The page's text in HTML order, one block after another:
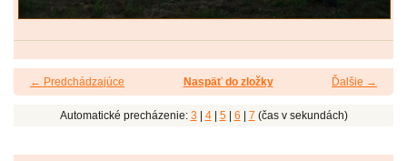
← Predchádzajúce Ďalšie →
Naspäť do zložky
Automatické precházenie: 3 4| 5| 6 7 (čas v sekundách)